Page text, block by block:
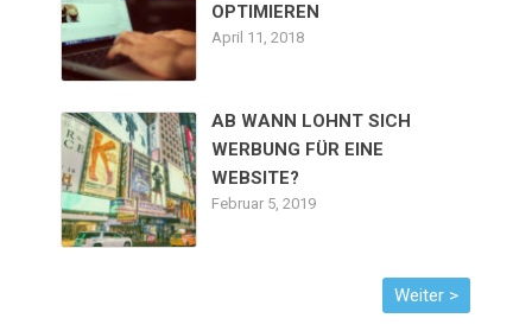
OPTIMIEREN
April 11, 2018
AB WANN LOHNT SICH
WERBUNG FÜR EINE
WEBSITE?
Februar 5, 2019